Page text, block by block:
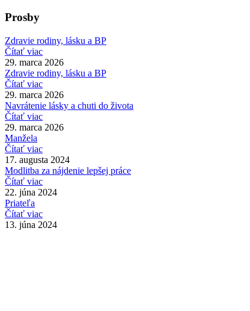
Prosby
Zdravie rodiny, lásku a BP
Čítať viac
29. marca 2026
Zdravie rodiny, lásku a BP
Čítať viac
29. marca 2026
Navrátenie lásky a chuti do života
Čítať viac
29. marca 2026
Manžela
Čítať viac
17. augusta 2024
Modlitba za nájdenie lepšej práce
Čítať viac
22. júna 2024
Priateľa
Čítať viac
13. júna 2024